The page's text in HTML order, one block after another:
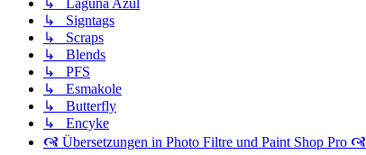
↳ Laguna Azul
↳ Signtags
↳ Scraps
↳ Blends
↳ PFS
↳ Esmakole
↳ Butterfly
↳ Encyke
🙧 Übersetzungen in Photo Filtre und Paint Shop Pro 🙧